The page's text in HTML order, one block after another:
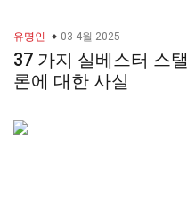
유명인 03 4월 2025
37 가지 실베스터 스탤
론에 대한 사실